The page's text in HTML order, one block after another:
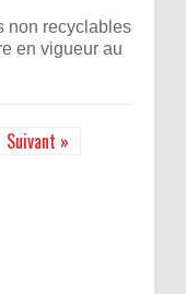
non recyclables
en vigueur au
Suivant »